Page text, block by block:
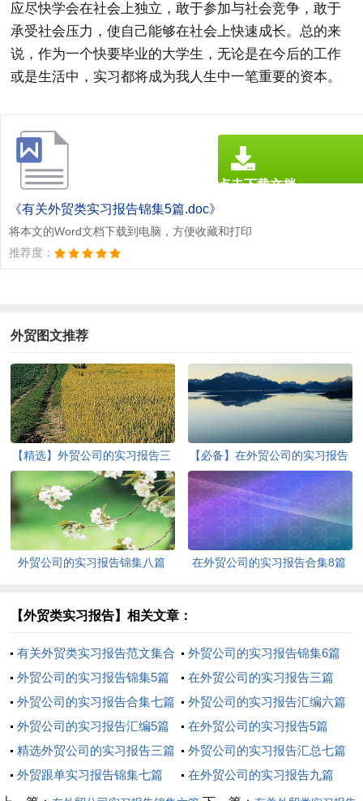
应尽快学会在社会上独立，敢于参加与社会竞争，敢于
承受社会压力，使自己能够在社会上快速成长。总的来
说，作为一个快要毕业的大学生，无论是在今后的工作
或是生活中，实习都将成为我人生中一笔重要的资本。
《有关外贸类实习报告锦集5篇.doc》
将本文的Word文档下载到电脑，方便收藏和打印
推荐度：
点击下载文档
外贸图文推荐
【精选】外贸公司的实习报告三
篇
【必备】在外贸公司的实习报告
三篇
外贸公司的实习报告锦集八篇 在外贸公司的实习报告合集8篇
【外贸类实习报告】相关文章：
有关外贸类实习报告范文集合
七篇
外贸公司的实习报告锦集6篇
外贸公司的实习报告锦集5篇
在外贸公司的实习报告三篇
外贸公司的实习报告合集七篇
外贸公司的实习报告汇编六篇
外贸公司的实习报告汇编5篇
在外贸公司的实习报告5篇
精选外贸公司的实习报告三篇
外贸公司的实习报告汇总七篇
外贸跟单实习报告锦集七篇
在外贸公司的实习报告九篇